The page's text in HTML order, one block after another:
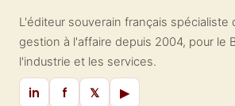
L'éditeur souverain français spécialiste
gestion à l'affaire depuis 2004, pour le
l'industrie et les services.
in f 𝕏 ▶